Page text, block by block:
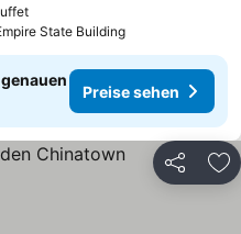
State Building
Preise sehen
Teilen